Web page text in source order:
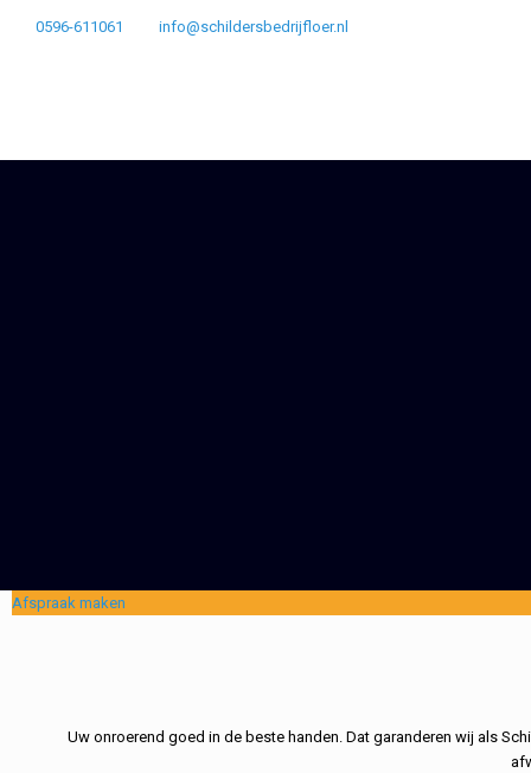
0596-611061 info@schildersbedrijfloer.nl
Afspraak maken
Uw onroerend goed in de beste handen. Dat garanderen wij als